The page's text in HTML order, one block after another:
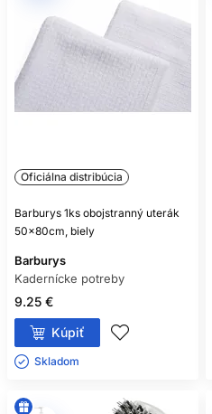
Oficiálna distribúcia
Barburys 1ks obojstranný uterák
50x80cm, biely
Barburys
Kadernícke potreby
9.25 €
Kúpiť
Skladom ㅤ